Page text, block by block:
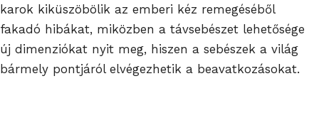
karok kiküszöbölik az emberi kéz remegéséből
fakadó hibákat, miközben a távsebészet lehetősége
új dimenziókat nyit meg, hiszen a sebészek a világ
bármely pontjáról elvégezhetik a beavatkozásokat.